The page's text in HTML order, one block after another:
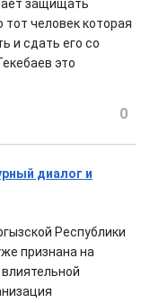
защищать
человек которая
и сдать его со
это
0
диалог и
Республики
признана на